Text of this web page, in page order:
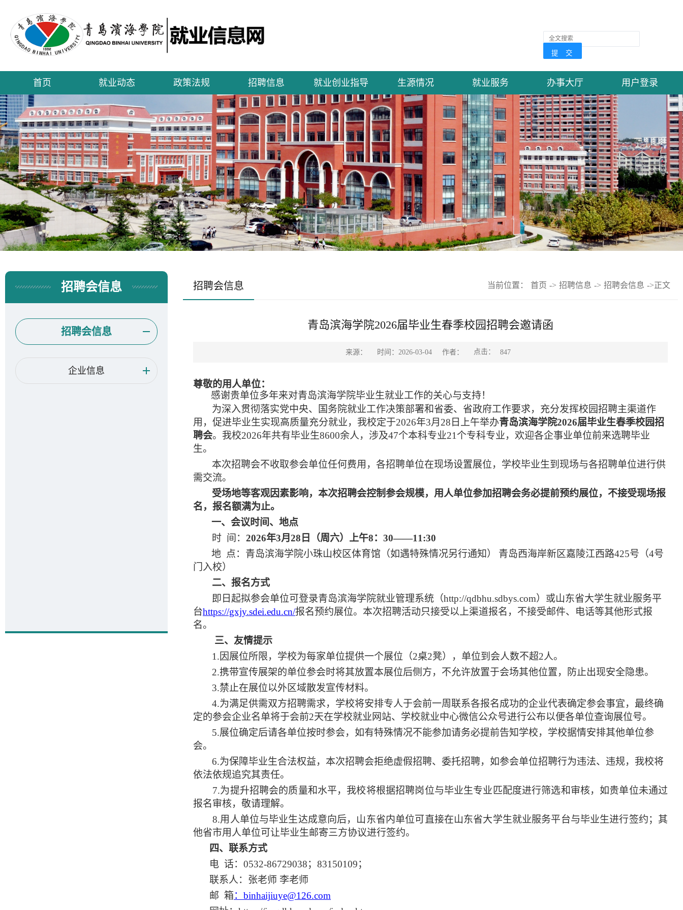
首页 就业动态 政策法规 招聘信息 就业创业指导 生源情况 就业服务 办事大厅 用户登录
招聘会信息
招聘会信息
企业信息
招聘会信息 当前位置： 首页 -> 招聘信息 -> 招聘会信息 ->正文
青岛滨海学院2026届毕业生春季校园招聘会邀请函
来源： 时间：2026-03-04 作者： 点击： 847
尊敬的用人单位：
感谢贵单位多年来对青岛滨海学院毕业生就业工作的关心与支持！
为深入贯彻落实党中央、国务院就业工作决策部署和省委、省政府工作要求， 充分发挥校园招聘主渠道作
用 ，促进毕业生实现高质量充分就业， 我校定于2026年3月 28 日上午举办青岛滨海学院2026届毕业生春季校园招
聘会。我校2026年共有毕业生8600余人，涉及47个本科专业21个专科专业，欢迎各企事业单位前来选聘毕业
生。
本次招聘会不收取参会单位任何费用，各招聘单位在现场设置展位，学校毕业生到现场与各招聘单位进行供
需交流。
受场地等客观因素影响，本次招聘会控制参会规模，用人单位参加招聘会务必提前预约展位，不接受现场报
名，报名额满为止。
一、会议时间、地点
时 间： 2026年3月 28 日（周六）上午8：30——11:30
地 点：青岛滨海学院小珠山校区体育馆（如遇特殊情况另行通知） 青岛西海岸新区嘉陵江西路425号（4号
门入校）
二、报名方式
即日起拟参会单位可登录青岛滨海学院就业管理系统（http://qdbhu.sdbys.com） 或山东省大学生就业服务平
台https://gxjy.sdei.edu.cn/报名预约展位。 本次招聘活动只接受以上渠道报名，不接受邮件、电话等其他形式报
名。
三、友情提示
1.因展位所限，学校为每家单位提供一个展位（2桌2凳），单位到会人数不超2人。
2.携带宣传展架的单位参会时将其放置本展位后侧方，不允许放置于会场其他位置，防止出现安全隐患。
3.禁止在展位以外区域散发宣传材料。
4.为满足供需双方招聘需求，学校将安排专人于会前一周联系各报名成功的企业代表确定参会事宜，最终确
定的参会企业名单将于会前2天在学校就业网站、学校就业中心微信公众号进行公布以便各单位查询展位号。
5.展位确定后请各单位按时参会，如有特殊情况不能参加请务必提前告知学校，学校据情安排其他单位参
会。
6.为保障毕业生合法权益，本次招聘会拒绝虚假招聘、委托招聘，如参会单位招聘行为违法、违规，我校将
依法依规追究其责任。
7.为提升招聘会的质量和水平，我校将根据招聘岗位与毕业生专业匹配度进行筛选和审核，如贵单位未通过
报名审核，敬请理解。
8.用人单位与毕业生达成意向后，山东省内单位可直接在山东省大学生就业服务平台与毕业生进行签约；其
他省市用人单位可让毕业生邮寄三方协议进行签约。
四、联系方式
电 话：0532-86729038；83150109；
联系人：张老师 李老师
邮 箱： binhaijiuye@126.com